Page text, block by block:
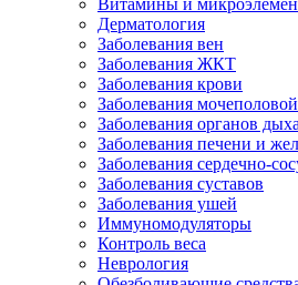
Витамины и
Дерматология
Заболевания вен
Заболевания ЖКТ
Заболевания крови
Заболевания
Заболевания органов
Заболевания печени и
Заболевания сердечно-
Заболевания суставов
Заболевания ушей
Иммуномодуляторы
Контроль веса
Неврология